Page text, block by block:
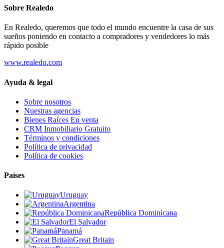
Sobre Realedo
En Realedo, queremos que todo el mundo encuentre la casa de sus
sueños poniendo en contacto a compradores y vendedores lo más
rápido posible
www.realedo.com
Ayuda & legal
Sobre nosotros
Nuestras agencias
Bienes Raíces En venta
CRM Inmobiliario Gratuito
Términos y condiciones
Política de privacidad
Política de cookies
Países
Uruguay
Argentina
República Dominicana
El Salvador
Panamá
Great Britain